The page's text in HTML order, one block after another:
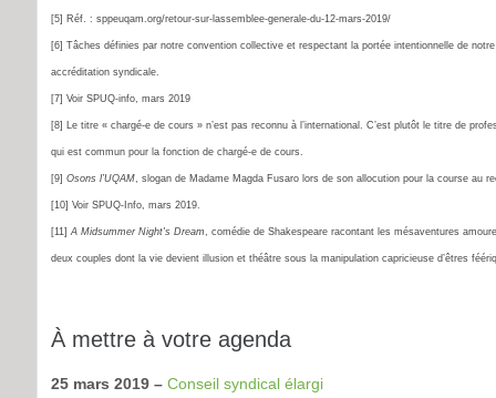
[5] Réf. : sppeuqam.org/retour-sur-lassemblee-generale-du-12-mars-2019/
[6] Tâches définies par notre convention collective et respectant la portée intentionnelle de notre
accréditation syndicale.
[7] Voir SPUQ-info, mars 2019
[8] Le titre « chargé-e de cours » n’est pas reconnu à l’international. C’est plutôt le titre de
qui est commun pour la fonction de chargé-e de cours.
[9] Osons l’UQAM , slogan de Madame Magda Fusaro lors de son allocution pour la course au
[10] Voir SPUQ-Info, mars 2019.
[11] A Midsummer Night's Dream , comédie de Shakespeare racontant les mésaventures
deux couples dont la vie devient illusion et théâtre sous la manipulation capricieuse d’êtres
À mettre à votre agenda
25 mars 2019 – Conseil syndical élargi